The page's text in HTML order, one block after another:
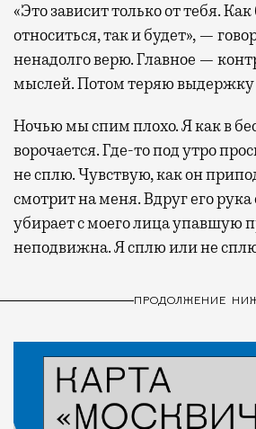
«Это зависит только от тебя.
относиться, так и будет», —
ненадолго верю. Главное —
мыслей. Потом теряю выдержку
Ночью мы спим плохо. Я как в
ворочается. Где-то под утро
не сплю. Чувствую, как он
смотрит на меня. Вдруг его
убирает с моего лица упавшую
неподвижна. Я сплю или не
ПРОДОЛЖЕНИЕ